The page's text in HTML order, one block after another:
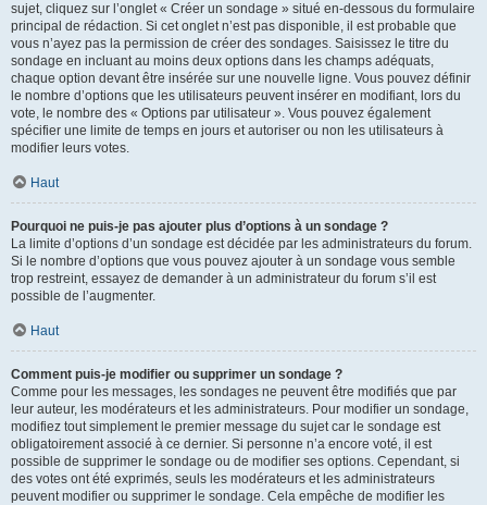
sujet, cliquez sur l’onglet « Créer un sondage » situé en-dessous du formulaire
principal de rédaction. Si cet onglet n’est pas disponible, il est probable que
vous n’ayez pas la permission de créer des sondages. Saisissez le titre du
sondage en incluant au moins deux options dans les champs adéquats,
chaque option devant être insérée sur une nouvelle ligne. Vous pouvez définir
le nombre d’options que les utilisateurs peuvent insérer en modifiant, lors du
vote, le nombre des « Options par utilisateur ». Vous pouvez également
spécifier une limite de temps en jours et autoriser ou non les utilisateurs à
modifier leurs votes.
Haut
Pourquoi ne puis-je pas ajouter plus d’options à un sondage ?
La limite d’options d’un sondage est décidée par les administrateurs du forum.
Si le nombre d’options que vous pouvez ajouter à un sondage vous semble
trop restreint, essayez de demander à un administrateur du forum s’il est
possible de l’augmenter.
Haut
Comment puis-je modifier ou supprimer un sondage ?
Comme pour les messages, les sondages ne peuvent être modifiés que par
leur auteur, les modérateurs et les administrateurs. Pour modifier un sondage,
modifiez tout simplement le premier message du sujet car le sondage est
obligatoirement associé à ce dernier. Si personne n’a encore voté, il est
possible de supprimer le sondage ou de modifier ses options. Cependant, si
des votes ont été exprimés, seuls les modérateurs et les administrateurs
peuvent modifier ou supprimer le sondage. Cela empêche de modifier les